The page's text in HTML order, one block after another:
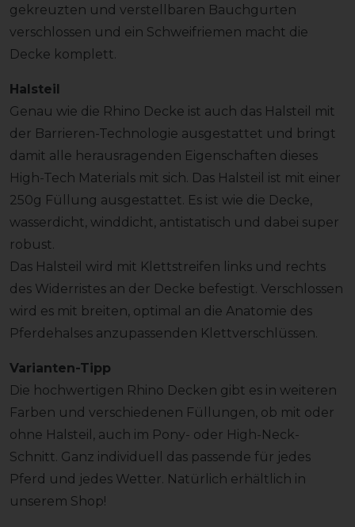
gekreuzten und verstellbaren Bauchgurten
verschlossen und ein Schweifriemen macht die
Decke komplett.
Halsteil
Genau wie die Rhino Decke ist auch das Halsteil mit
der Barrieren-Technologie ausgestattet und bringt
damit alle herausragenden Eigenschaften dieses
High-Tech Materials mit sich. Das Halsteil ist mit einer
250g Füllung ausgestattet. Es ist wie die Decke,
wasserdicht, winddicht, antistatisch und dabei super
robust.
Das Halsteil wird mit Klettstreifen links und rechts
des Widerristes an der Decke befestigt. Verschlossen
wird es mit breiten, optimal an die Anatomie des
Pferdehalses anzupassenden Klettverschlüssen.
Varianten-Tipp
Die hochwertigen Rhino Decken gibt es in weiteren
Farben und verschiedenen Füllungen, ob mit oder
ohne Halsteil, auch im Pony- oder High-Neck-
Schnitt. Ganz individuell das passende für jedes
Pferd und jedes Wetter. Natürlich erhältlich in
unserem Shop!